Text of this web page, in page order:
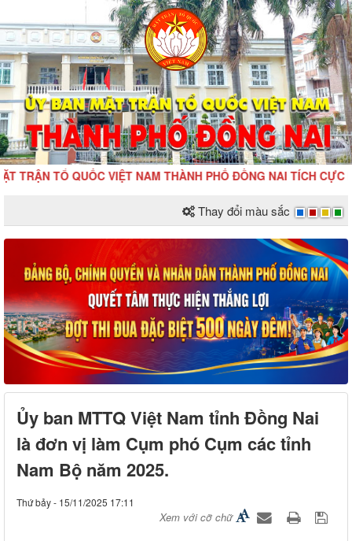
TỔ QUỐC VIỆT NAM THÀNH PHỐ ĐỒNG NAI TÍCH CỰC
Thay đổi màu sắc
Ủy ban MTTQ Việt Nam tỉnh Đồng Nai
là đơn vị làm Cụm phó Cụm các tỉnh
Nam Bộ năm 2025.
Thứ bảy - 15/11/2025 17:11
Xem với cỡ chữ